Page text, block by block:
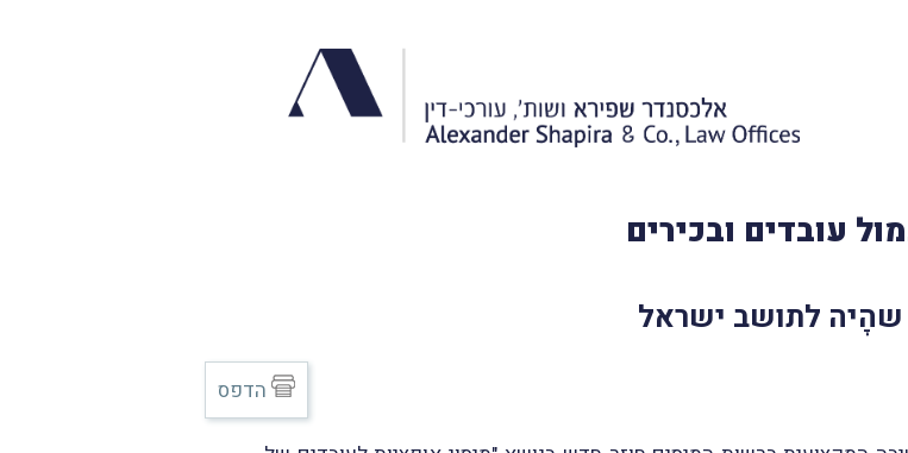
עובדים ובכירים
שהָיה לתושב ישראל